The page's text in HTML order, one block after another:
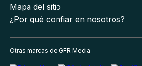
Mapa del sitio
¿Por qué confiar en nosotros?
Otras marcas de GFR Media